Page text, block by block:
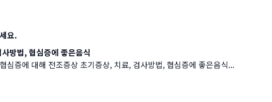
요.
방법, 협심증에 좋은음식
심증에 대해 전조증상 초기증상, 치료, 검사방법, 협심증에 좋은음식...